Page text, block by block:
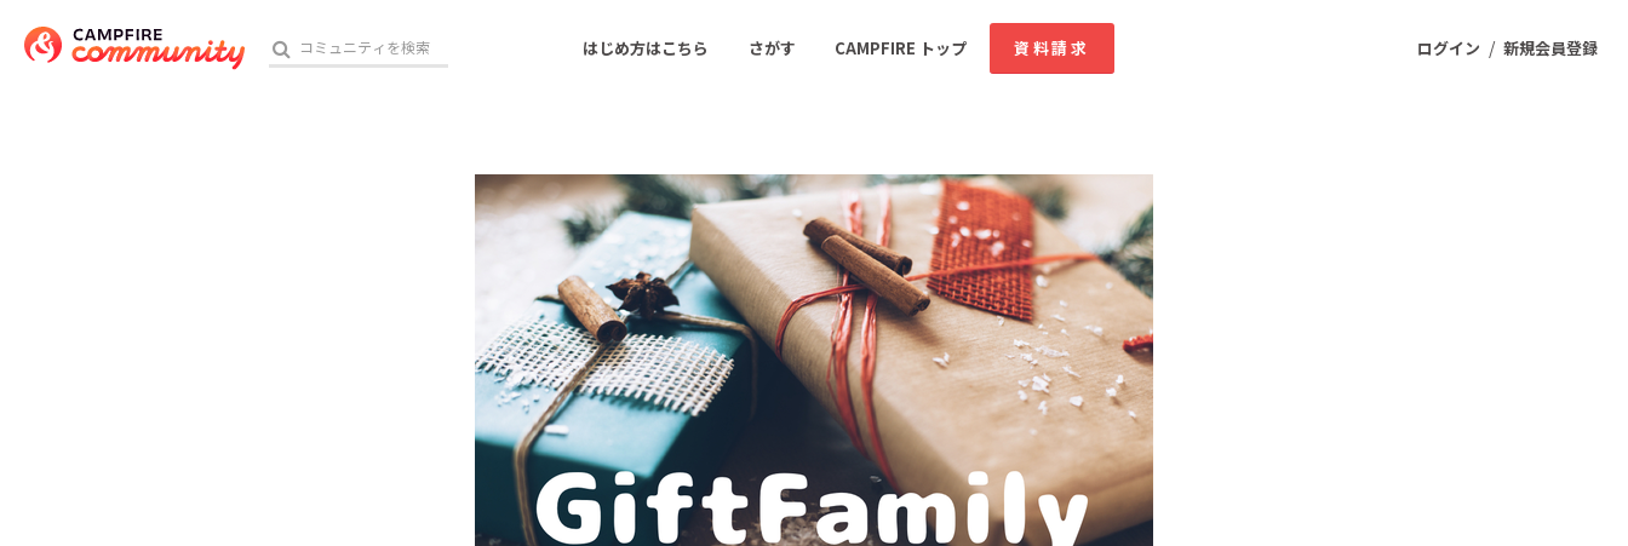
ログイン / 新規会員登録
はじめ方はこちら さがす CAMPFIRE トップ 資料請求
おすすめのコミュニティ 人気のコミュニティ 新着のコミュニティ
音楽 舞台・パフォーマンス
ゲーム・サービス開発 フード・飲食店
書籍・雑誌出版 アニメ・漫画
ソーシャルグッド ビューティー・ヘルスケア